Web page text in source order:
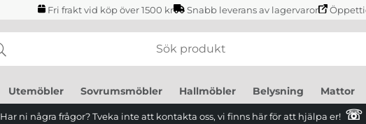
Fri frakt vid köp över 1500 kr Snabb leverans av lagervaror
Utemöbler Sovrumsmöbler Hallmöbler Belysning Mattor
Har ni några frågor? Tveka inte att kontakta oss, vi finns här för att hjälpa er! ☏